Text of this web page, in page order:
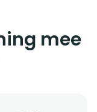
mee